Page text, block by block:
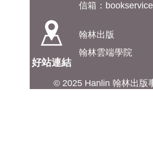
信箱：
好站連結
翰林出版
翰林雲端學院
© 2025 Hanlin 翰林出版